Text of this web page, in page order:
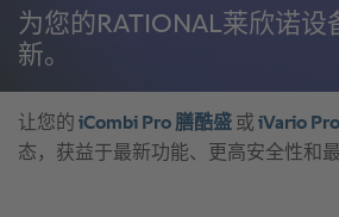
为您的RATIONAL莱欣诺设
新。